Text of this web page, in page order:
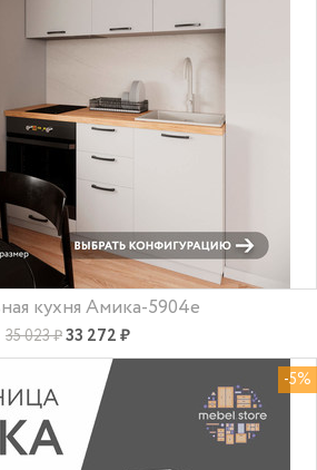
кухня Амика-5904e
35 023 ₽33 272 ₽
-5%